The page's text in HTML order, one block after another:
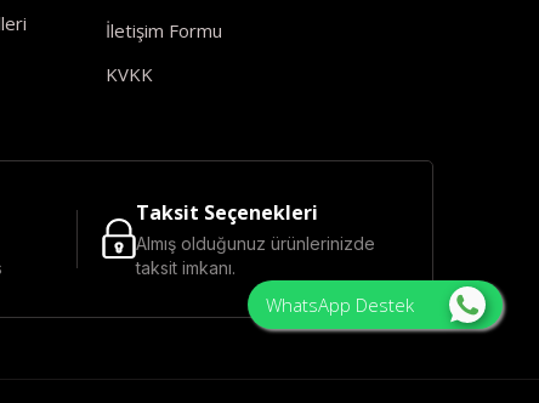
WhatsApp Destek
İletişim Formu
KVKK
Taksit Seçenekleri
Almış olduğunuz ürünlerinizde
taksit imkanı.